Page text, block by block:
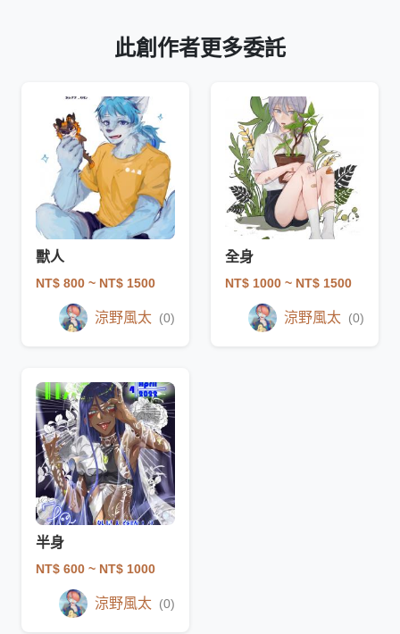
此創作者更多委託
獸人
NT$ 800 ~ NT$ 1500
涼野風太 (0)
全身
NT$ 1000 ~ NT$ 1500
涼野風太 (0)
半身
NT$ 600 ~ NT$ 1000
涼野風太 (0)